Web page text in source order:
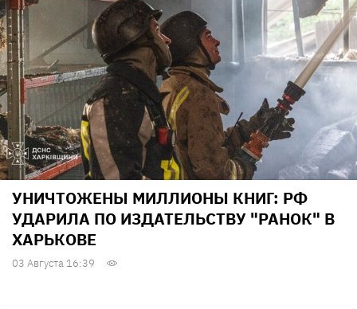
УНИЧТОЖЕНЫ МИЛЛИОНЫ КНИГ: РФ
УДАРИЛА ПО ИЗДАТЕЛЬСТВУ "РАНОК" В
ХАРЬКОВЕ
03 Августа 16:39